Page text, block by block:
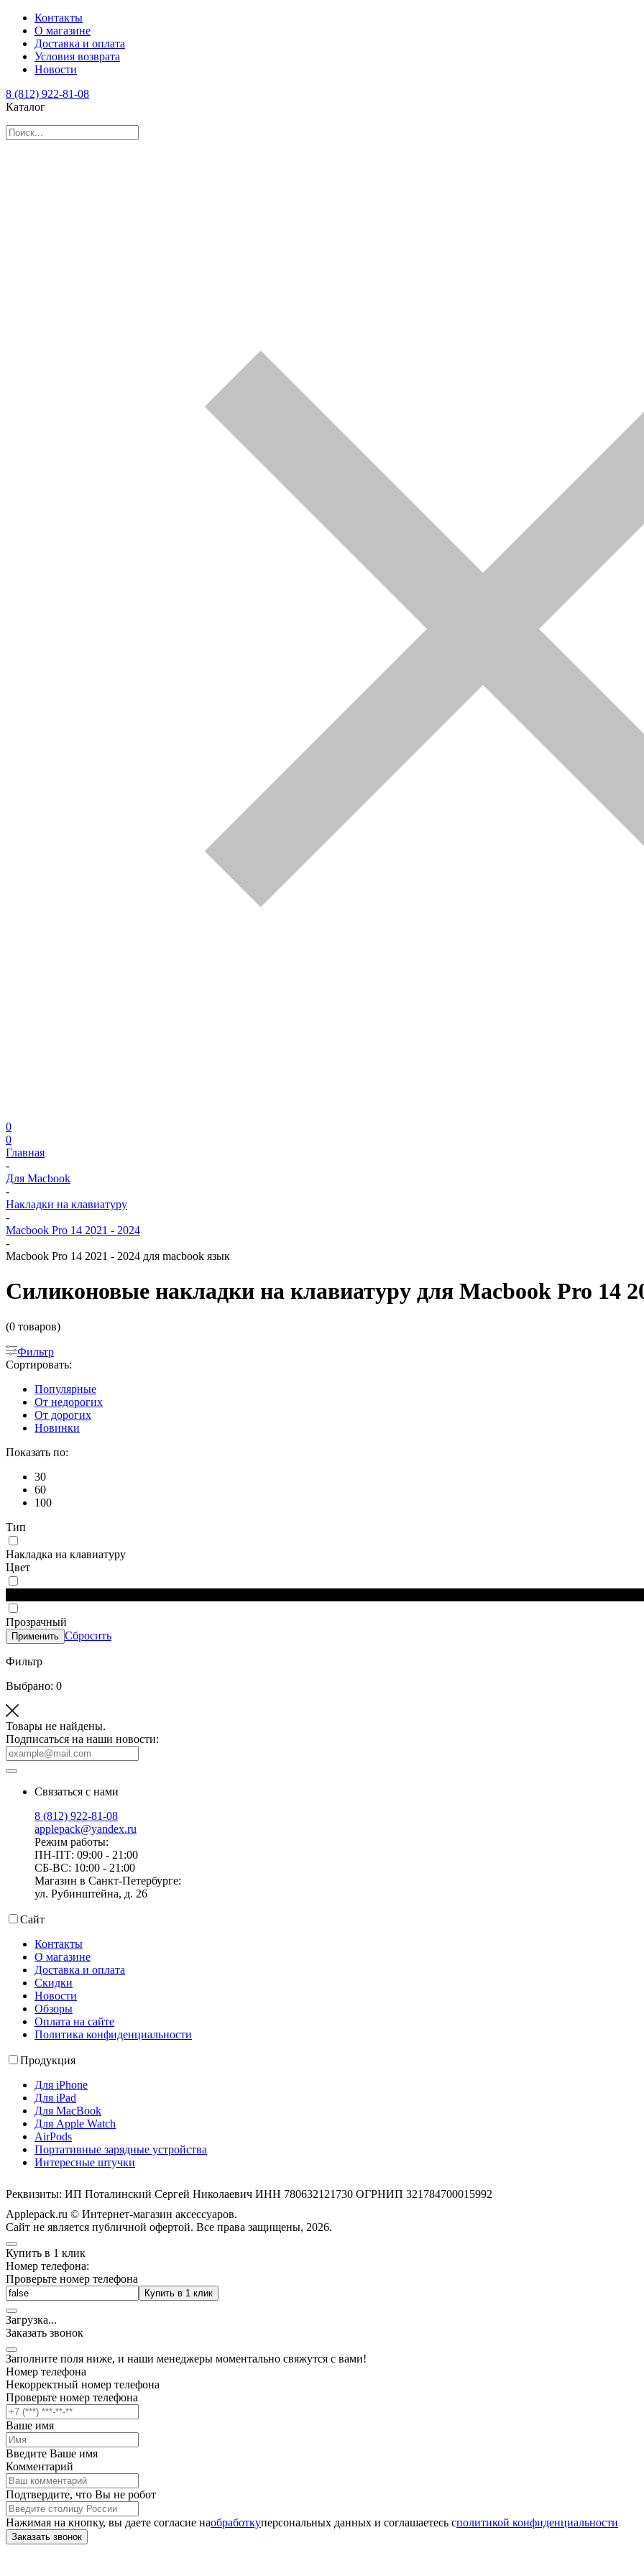
Контакты
О магазине
Доставка и оплата
Условия возврата
Новости
8 (812) 922-81-08
Каталог
0
0
Главная
-
Для Macbook
-
Накладки на клавиатуру
-
Macbook Pro 14 2021 - 2024
-
Macbook Pro 14 2021 - 2024 для macbook язык
Силиконовые накладки на клавиатуру для Macbook Pro 14
(0 товаров)
Фильтр
Сортировать:
Популярные
От недорогих
От дорогих
Новинки
Показать по:
30
60
100
Тип
Накладка на клавиатуру
Цвет
Прозрачный
Применить Сбросить
Фильтр
Выбрано: 0
Товары не найдены.
Подписаться на наши новости:
Связаться с нами
8 (812) 922-81-08
applepack@yandex.ru
Режим работы:
ПН-ПТ: 09:00 - 21:00
СБ-ВС: 10:00 - 21:00
Магазин в Санкт-Петербурге:
ул. Рубинштейна, д. 26
Сайт
Контакты
О магазине
Доставка и оплата
Скидки
Новости
Обзоры
Оплата на сайте
Политика конфиденциальности
Продукция
Для iPhone
Для iPad
Для MacBook
Для Apple Watch
AirPods
Портативные зарядные устройства
Интересные штучки
Реквизиты: ИП Поталинский Сергей Николаевич ИНН 780632121730 ОГРНИП 321784700015992
Applepack.ru © Интернет-магазин аксессуаров.
Cайт не является публичной офертой. Все права защищены, 2026.
Купить в 1 клик
Номер телефона:
Проверьте номер телефона
Купить в 1 клик
Загрузка...
Заказать звонок
Заполните поля ниже, и наши менеджеры моментально свяжутся с вами!
Номер телефона
Некорректный номер телефона
Проверьте номер телефона
Ваше имя
Введите Ваше имя
Комментарий
Подтвердите, что Вы не робот
Нажимая на кнопку, вы даете согласие наобработкуперсональных данных и соглашаетесь cполитикой конфиденциальности
Заказать звонок